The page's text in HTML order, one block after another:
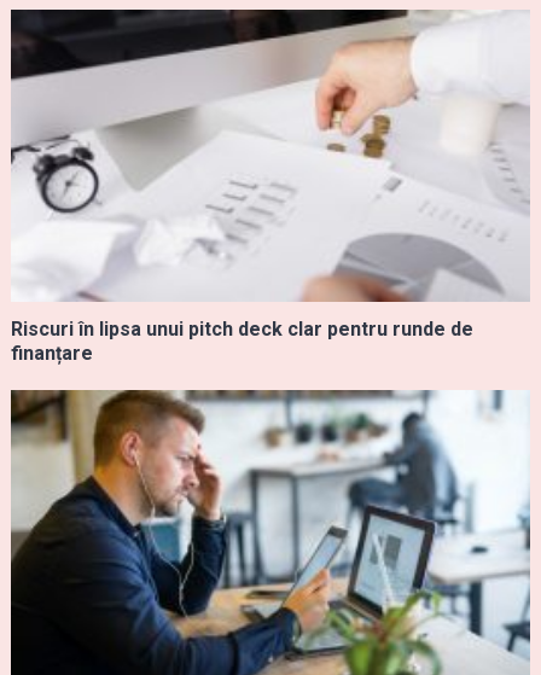
Riscuri în lipsa unui pitch deck clar pentru runde de
finanțare